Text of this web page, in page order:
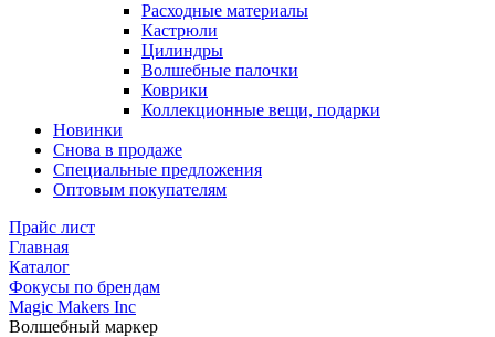
Расходные материалы
Кастрюли
Цилиндры
Волшебные палочки
Коврики
Коллекционные вещи, подарки
Новинки
Снова в продаже
Специальные предложения
Оптовым покупателям
Прайс лист
Главная
Каталог
Фокусы по брендам
Magic Makers Inc
Волшебный маркер